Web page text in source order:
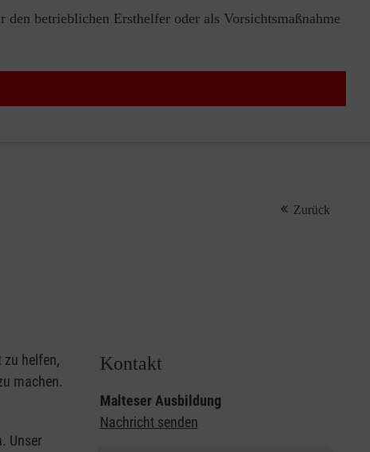
betrieblichen Ersthelfer oder als Vorsichtsmaßnahme
Zurück
zu helfen,
machen.
Unser
Kontakt
Malteser Ausbildung
Nachricht senden